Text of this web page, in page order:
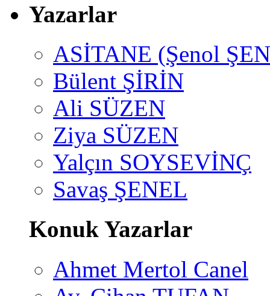
Yazarlar
ASİTANE (Şenol
Bülent ŞİRİN
Ali SÜZEN
Ziya SÜZEN
Yalçın SOYSEVİNÇ
Savaş ŞENEL
Konuk Yazarlar
Ahmet Mertol Canel